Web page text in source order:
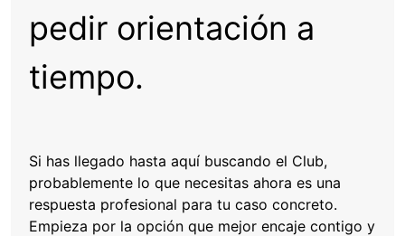
pedir orientación a
tiempo.
Si has llegado hasta aquí buscando el Club,
probablemente lo que necesitas ahora es una
respuesta profesional para tu caso concreto.
Empieza por la opción que mejor encaje contigo y